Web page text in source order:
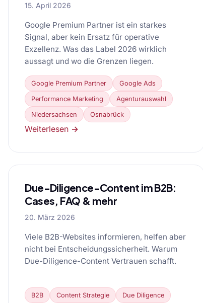
15. April 2026
Google Premium Partner ist ein starkes
Signal, aber kein Ersatz für operative
Exzellenz. Was das Label 2026 wirklich
aussagt und wo die Grenzen liegen.
Google Premium Partner Google Ads
Performance Marketing Agenturauswahl
Niedersachsen Osnabrück
Weiterlesen →
Due-Diligence-Content im B2B:
Cases, FAQ & mehr
20. März 2026
Viele B2B-Websites informieren, helfen aber
nicht bei Entscheidungssicherheit. Warum
Due-Diligence-Content Vertrauen schafft.
B2B Content Strategie Due Diligence